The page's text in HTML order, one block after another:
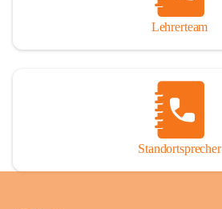
Lehrerteam
Standortsprecher